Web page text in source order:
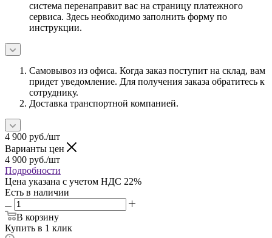
система перенаправит вас на страницу платежного
сервиса. Здесь необходимо заполнить форму по
инструкции.
Самовывоз из офиса. Когда заказ поступит на склад, вам
придет уведомление. Для получения заказа обратитесь к
сотруднику.
Доставка транспортной компанией.
4 900 руб./шт
Варианты цен
4 900 руб./шт
Подробности
Цена указана с учетом НДС 22%
Есть в наличии
В корзину
Купить в 1 клик